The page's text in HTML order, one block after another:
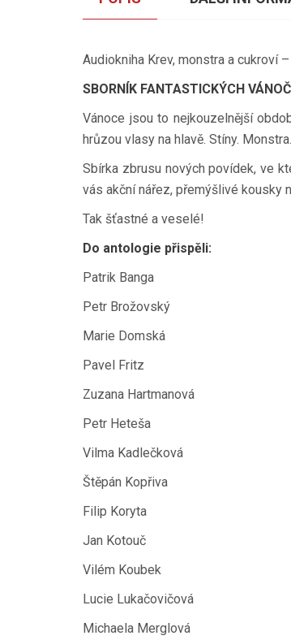
Audiokniha Krev, monstra a cukroví
SBORNÍK FANTASTICKÝCH
Vánoce jsou to nejkouzelnější
hrůzou vlasy na hlavě. Stíny.
Sbírka zbrusu nových povídek, ve
vás akční nářez, přemýšlivé kousky
Tak šťastné a veselé!
Do antologie přispěli:
Patrik Banga
Petr Brožovský
Marie Domská
Pavel Fritz
Zuzana Hartmanová
Petr Heteša
Vilma Kadlečková
Štěpán Kopřiva
Filip Koryta
Jan Kotouč
Vilém Koubek
Lucie Lukačovičová
Michaela Merglová